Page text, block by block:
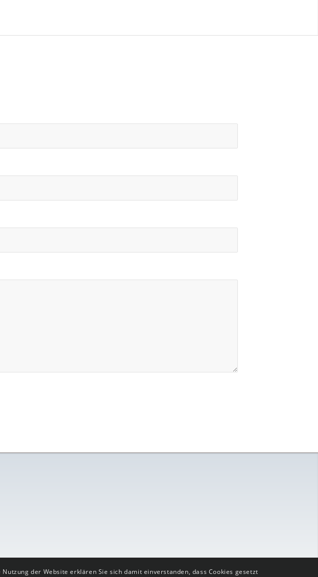
der Website erklären Sie sich damit einverstanden, dass Cookies gesetzt